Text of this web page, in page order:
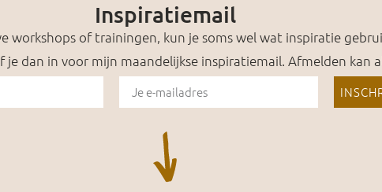
Inspiratiemail
workshops of trainingen, kun je soms wel wat inspiratie
je dan in voor mijn maandelijkse inspiratiemail. Afmelden kan